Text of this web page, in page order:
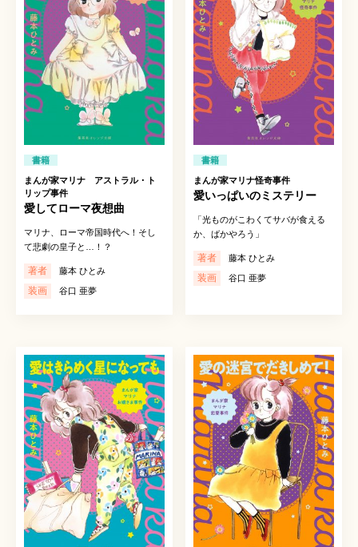
書籍
まんが家マリナ アストラル・ト
リップ事件
愛してローマ夜想曲
マリナ、ローマ帝国時代へ！そし
て悲劇の皇子と…！？
著者 藤本 ひとみ
装画 谷口 亜夢
書籍
まんが家マリナ怪奇事件
愛いっぱいのミステリー
「光ものがこわくてサバが食える
か、ばかやろう」
著者 藤本 ひとみ
装画 谷口 亜夢